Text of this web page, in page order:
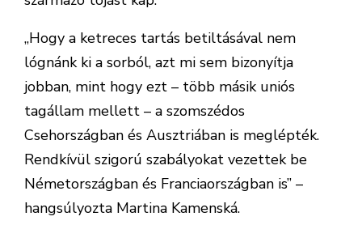
„Hogy a ketreces tartás betiltásával nem
lógnánk ki a sorból, azt mi sem bizonyítja
jobban, mint hogy ezt – több másik uniós
tagállam mellett – a szomszédos
Csehországban és Ausztriában is meglépték.
Rendkívül szigorú szabályokat vezettek be
Németországban és Franciaországban is” –
hangsúlyozta Martina Kamenská.